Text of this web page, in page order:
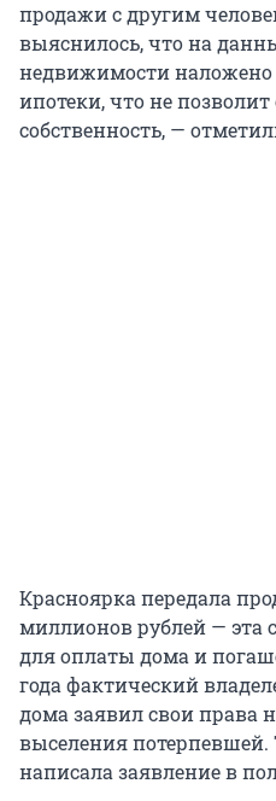
продажи с другим
выяснилось, что на
недвижимости наложено
ипотеки, что не
собственность, —
Красноярка передала
миллионов рублей — эта
для оплаты дома и
года фактический
дома заявил свои права
выселения
написала заявление в